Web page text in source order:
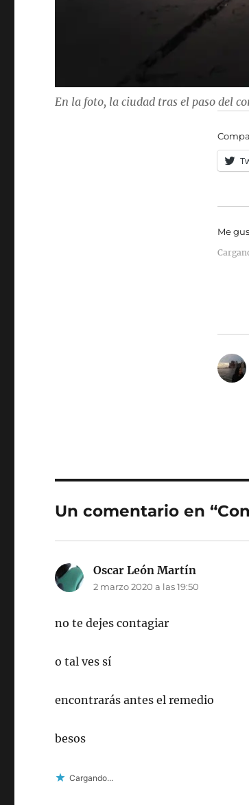
En la foto, la ciudad tras el paso del
Me
Un comentario en
Oscar León Martín
2 marzo 2020 a las 19:50
no te dejes contagiar
o tal ves sí
encontrarás antes el remedio
besos
Cargando...